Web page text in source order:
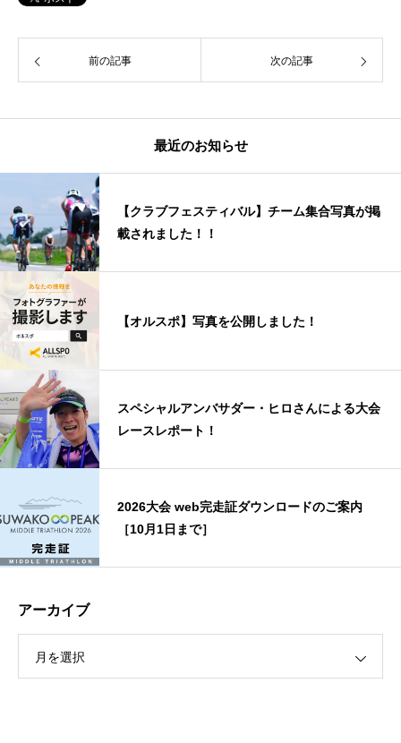
前の記事 次の記事
最近のお知らせ
【クラブフェスティバル】チーム集合写真が掲
載されました！！
【オルスポ】写真を公開しました！
スペシャルアンバサダー・ヒロさんによる大会
レースレポート！
2026大会 web完走証ダウンロードのご案内
［10月1日まで］
アーカイブ
月を選択